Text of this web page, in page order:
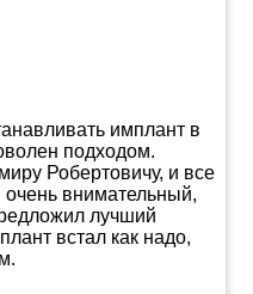
имплант в
подходом.
Робертовичу, и все
внимательный,
лучший
встал как надо,